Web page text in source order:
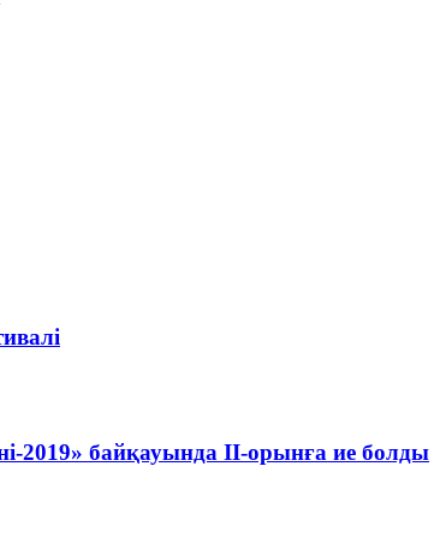
2019» байқауында ІІ-орынға ие болды